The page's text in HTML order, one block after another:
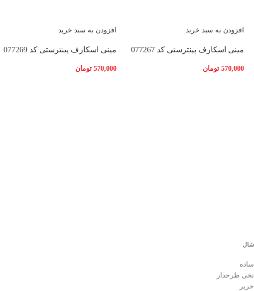
افزودن به سبد خرید
مینی اسکارف پینترستی کد 077267
570,000 تومان
افزودن به سبد خرید
مینی اسکارف پینترستی کد 077269
570,000 تومان
شال
ساده
نخی طرحدار
حریر